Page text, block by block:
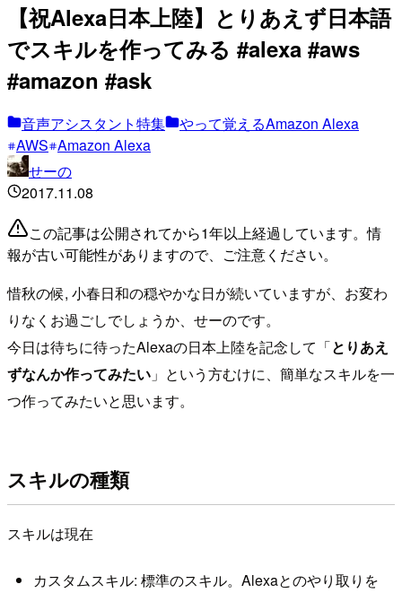
【祝Alexa日本上陸】とりあえず日本語
でスキルを作ってみる #alexa #aws
#amazon #ask
音声アシスタント特集
やって覚えるAmazon Alexa
AWS Amazon Alexa
せーの
2017.11.08
この記事は公開されてから1年以上経過しています。情
報が古い可能性がありますので、ご注意ください。
惜秋の候, 小春日和の穏やかな日が続いていますが、お変わ
りなくお過ごしでしょうか、せーのです。
今日は待ちに待ったAlexaの日本上陸を記念して「とりあえ
ずなんか作ってみたい 」という方むけに、簡単なスキルを一
つ作ってみたいと思います。
スキルの種類
スキルは現在
カスタムスキル: 標準のスキル。Alexaとのやり取りを